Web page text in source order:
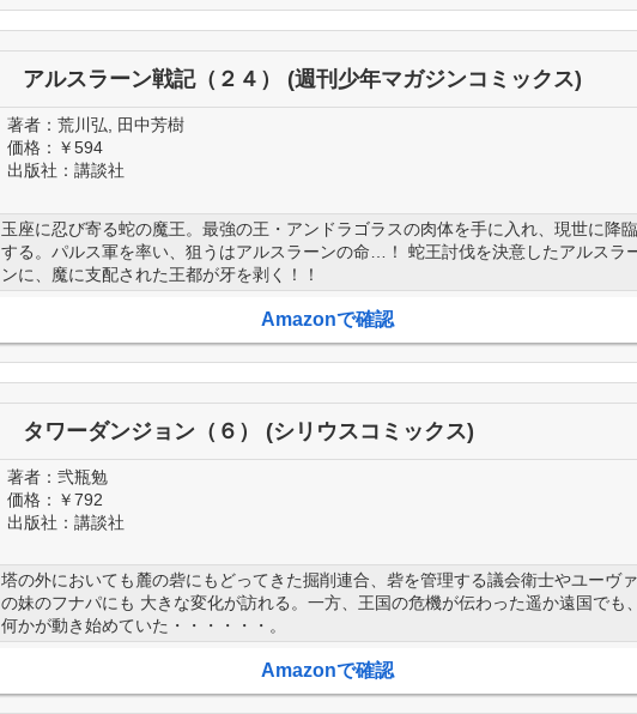
アルスラーン戦記（２４） (週刊少年マガジンコミックス)
著者： 荒川弘, 田中芳樹
価格： ￥594
出版社： 講談社
玉座に忍び寄る蛇の魔王。最強の王・アンドラゴラスの肉体を手に入れ、現世に降臨
する。パルス軍を率い、狙うはアルスラーンの命…！ 蛇王討伐を決意したアルスラ
ンに、魔に支配された王都が牙を剥く！！
Amazonで確認
タワーダンジョン（６） (シリウスコミックス)
著者： 弐瓶勉
価格： ￥792
出版社： 講談社
塔の外においても麓の砦にもどってきた掘削連合、砦を管理する議会衛士やユーヴァ
の妹のフナパにも 大きな変化が訪れる。一方、王国の危機が伝わった遥か遠国でも
何かが動き始めていた・・・・・・。
Amazonで確認